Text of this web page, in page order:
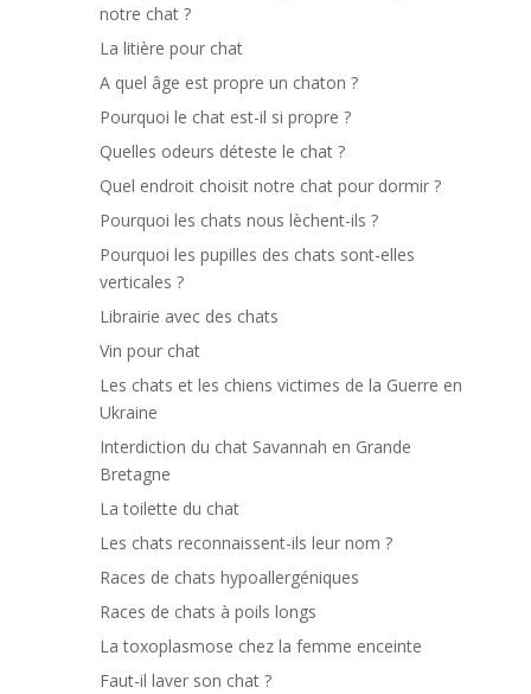
notre chat ?
La litière pour chat
A quel âge est propre un chaton ?
Pourquoi le chat est-il si propre ?
Quelles odeurs déteste le chat ?
Quel endroit choisit notre chat pour dormir ?
Pourquoi les chats nous lèchent-ils ?
Pourquoi les pupilles des chats sont-elles
verticales ?
Librairie avec des chats
Vin pour chat
Les chats et les chiens victimes de la Guerre en
Ukraine
Interdiction du chat Savannah en Grande
Bretagne
La toilette du chat
Les chats reconnaissent-ils leur nom ?
Races de chats hypoallergéniques
Races de chats à poils longs
La toxoplasmose chez la femme enceinte
Faut-il laver son chat ?